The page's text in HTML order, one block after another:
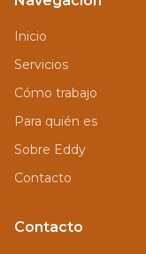
Inicio
Servicios
Cómo trabajo
Para quién es
Sobre Eddy
Contacto
Contacto